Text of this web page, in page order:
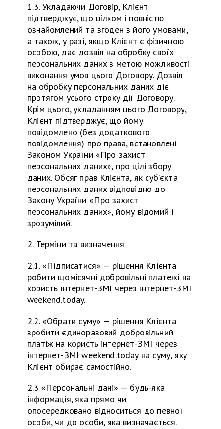
1.3. Укладаючи Договір, Клієнт
підтверджує, що цілком і повністю
ознайомлений та згоден з його умовами,
а також, у разі, якщо Клієнт є фізичною
особою, дає дозвіл на обробку своїх
персональних даних з метою можливості
виконання умов цього Договору. Дозвіл
на обробку персональних даних діє
протягом усього строку дії Договору.
Крім цього, укладанням цього Договору,
Клієнт підтверджує, що йому
повідомлено (без додаткового
повідомлення) про права, встановлені
Законом України «Про захист
персональних даних», про цілі збору
даних. Обсяг прав Клієнта, як суб’єкта
персональних даних відповідно до
Закону України «Про захист
персональних даних», йому відомий і
зрозумілий.
2. Терміни та визначення
2.1. «Підписатися» — рішення Клієнта
робити щомісячні добровільні платежі на
користь інтернет-ЗМІ через інтернет-ЗМІ
weekend.today.
2.2. «Обрати суму» — рішення Клієнта
зробити єдиноразовий добровільний
платіж на користь інтернет-ЗМІ через
інтернет-ЗМІ weekend.today на суму, яку
Клієнт обирає самостійно.
2.3 «Персональні дані» — будь-яка
інформація, яка прямо чи
опосередковано відноситься до певної
особи, чи до особи, яка визначається.